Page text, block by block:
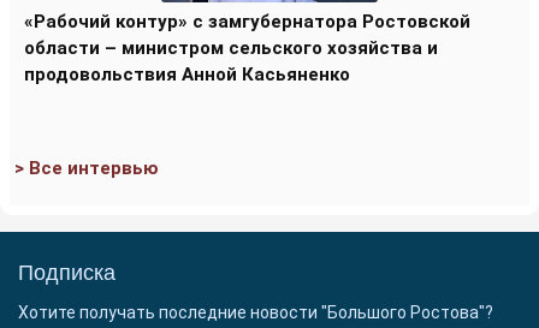
«Рабочий контур» с замгубернатора Ростовской
области – министром сельского хозяйства и
продовольствия Анной Касьяненко
> Все интервью
Подписка
Хотите получать последние новости "Большого Ростова"?